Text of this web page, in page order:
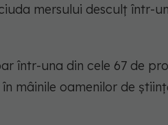
mersului desculț într-
într-una din cele 67 de
mâinile oamenilor de